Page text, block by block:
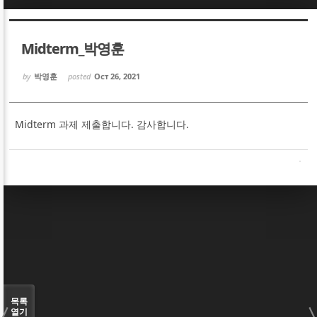
Midterm_박영훈
by 박영훈 posted Oct 26, 2021
Midterm 과제 제출합니다. 감사합니다.
목록
열기
Sketchbook5, 스케치북5
Sketchbook5, 스케치북5
Sketchbook5, 스케치북5
Sketchbook5, 스케치북5